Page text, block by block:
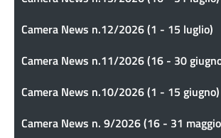
Camera News n.12/2026 (1 - 15 luglio)
Camera News n.11/2026 (16 - 30
Camera News n.10/2026 (1 - 15 giugno)
Camera News n. 9/2026 (16 - 31